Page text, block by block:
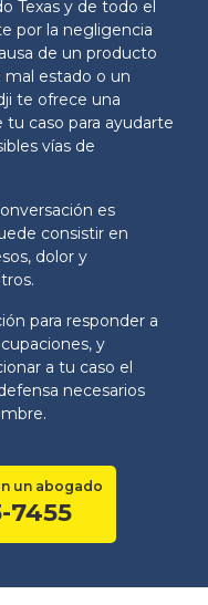
Texas y de todo el
por la negligencia
de un producto
estado o un
te ofrece una
caso para ayudarte
vías de
es
consistir en
dolor y
para responder a
y
a tu caso el
necesarios
un abogado
7455